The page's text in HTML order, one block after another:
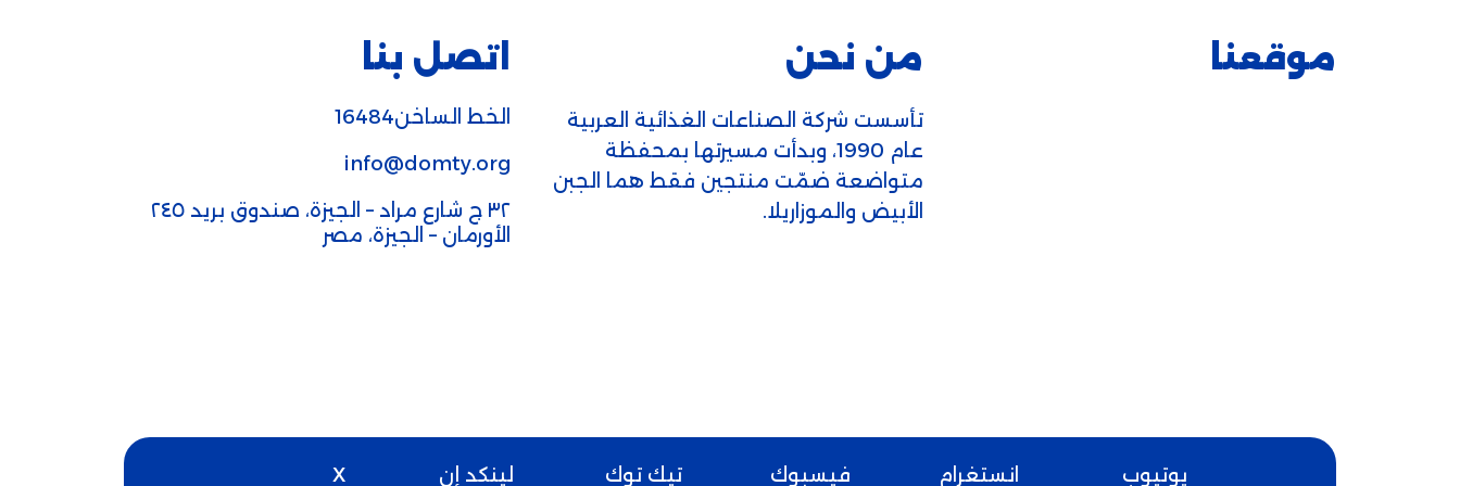
موقعنا من نحن
تأسست شركة الصناعات الغذائية العربية
عام 1990، وبدأت مسيرتها بمحفظة
متواضعة ضمّت منتجين فقط هما الجبن
الأبيض والموزاريلا.
اتصل بنا
الخط الساخن16484
info@domty.org
٣٢ ج شارع مراد – الجيزة، صندوق بريد ٢٤٥
الأورمان – الجيزة، مصر
يوتيوب انستغرام فيسبوك تيك توك لينكد إن X